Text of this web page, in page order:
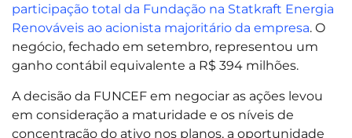
participação total da Fundação na Statkraft Energia
Renováveis ao acionista majoritário da empresa. O
negócio, fechado em setembro, representou um
ganho contábil equivalente a R$ 394 milhões.
A decisão da FUNCEF em negociar as ações levou
em consideração a maturidade e os níveis de
concentração do ativo nos planos, a oportunidade